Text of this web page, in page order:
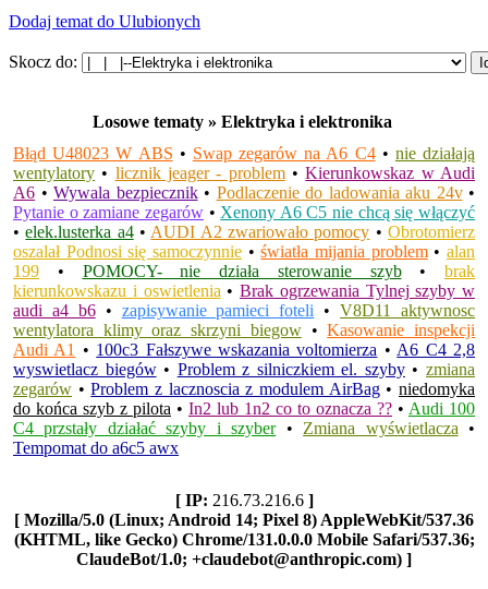
Dodaj temat do Ulubionych
Skocz do:
Losowe tematy » Elektryka i elektronika
Błąd U48023 W ABS • Swap zegarów na A6 C4• nie działają
wentylatory • licznik jeager - problem•Kierunkowskaz w Audi
A6 • Wywala bezpiecznik• Podlaczenie do ladowania aku 24v•
Pytanie o zamiane zegarów• Xenony A6 C5 nie chcą się włączyć
•elek.lusterka a4• AUDI A2 zwariowało pomocy •Obrotomierz
oszalał Podnosi się samoczynnie •światła mijania problem•alan
199 • POMOCY- nie działa sterowanie szyb• brak
kierunkowskazu i oswietlenia • Brak ogrzewania Tylnej szyby w
audi a4 b6• zapisywanie pamieci foteli •V8D11 aktywnosc
wentylatora klimy oraz skrzyni biegow•Kasowanie inspekcji
Audi A1
• 100c3 Fałszywe wskazania voltomierza • A6 C4 2,8
wyswietlacz biegów• Problem z silniczkiem el. szyby•zmiana
zegarów •Problem z lacznoscia z modulem AirBag•niedomyka
do końca szyb z pilota • In2 lub 1n2 co to oznacza ?? • Audi 100
C4 przstały działać szyby i szyber• Zmiana wyświetlacza •
Tempomat do a6c5 awx
[ IP: 216.73.216.6 ]
[ Mozilla/5.0 (Linux; Android 14; Pixel 8) AppleWebKit/537.36
(KHTML, like Gecko) Chrome/131.0.0.0 Mobile Safari/537.36;
ClaudeBot/1.0; +claudebot@anthropic.com) ]